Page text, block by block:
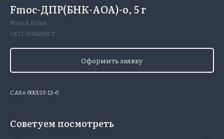
Fmoc-ДПР(БНК-АОА)-о, 5 г
Merck KGaA
SKU:016429WT
Оформить заявку
CAS# 600153-12-6
Советуем посмотреть